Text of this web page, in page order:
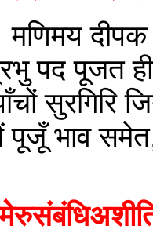
मणिमय दीपक
पद पूजत
सुरगिरि
पूजूँ भाव